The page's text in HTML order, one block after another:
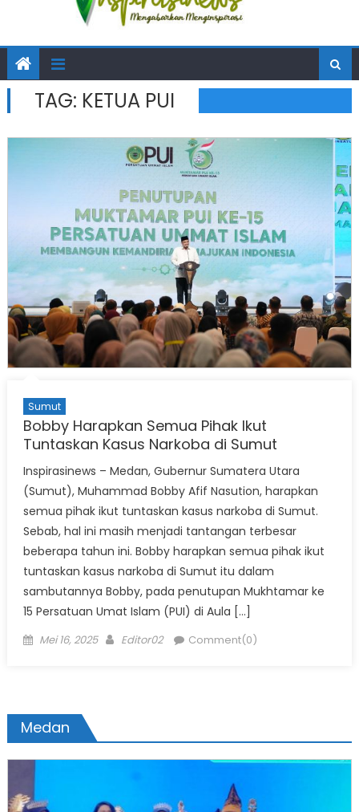
TAG: KETUA PUI
Sumut
Bobby Harapkan Semua Pihak Ikut
Tuntaskan Kasus Narkoba di Sumut
Inspirasinews – Medan, Gubernur Sumatera Utara
(Sumut), Muhammad Bobby Afif Nasution, harapkan
semua pihak ikut tuntaskan kasus narkoba di Sumut.
Sebab, hal ini masih menjadi tantangan terbesar
beberapa tahun ini. Bobby harapkan semua pihak ikut
tuntaskan kasus narkoba di Sumut itu dalam
sambutannya Bobby, pada penutupan Mukhtamar ke
15 Persatuan Umat Islam (PUI) di Aula […]
Posted
Mei 16, 2025 Author
Editor02 Comment(0)
Medan